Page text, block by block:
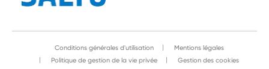
Conditions générales d'utilisation
Mentions légales
Politique de gestion de la vie privée
Gestion des cookies